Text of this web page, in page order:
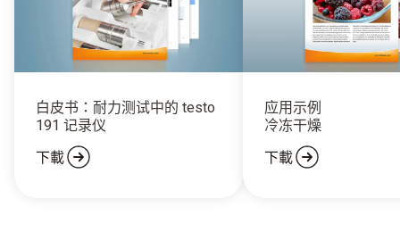
白皮书：耐力测试中的 testo
191 记录仪
下載
应用示例
冷冻干燥
下載